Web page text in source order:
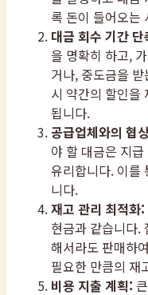
록 돈이 들어오는
대금 회수 기간 단
을 명확히 하고,
거나, 중도금을
시 약간의 할인을
됩니다.
공급업체와의 협
야 할 대금은 지
유리합니다. 이를
니다.
재고 관리 최적화:
현금과 같습니다.
해서라도 판매하
필요한 만큼의 재
비용 지출 계획: